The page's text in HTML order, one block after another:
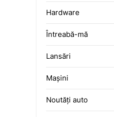
Hardware
Întreabă-mă
Lansări
Mașini
Noutăți auto